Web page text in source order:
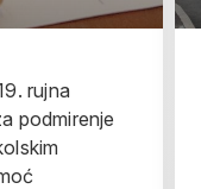
rujna
podmirenje